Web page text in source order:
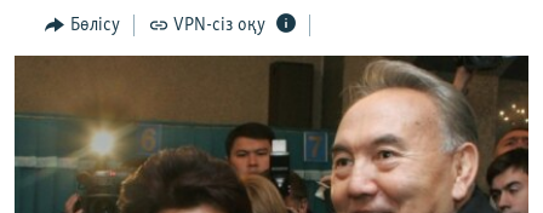
Search
ӘЛЕМ
Русский
ЖАЗЫЛЫҢЫЗ
Бөлісу VPN-сіз оқу